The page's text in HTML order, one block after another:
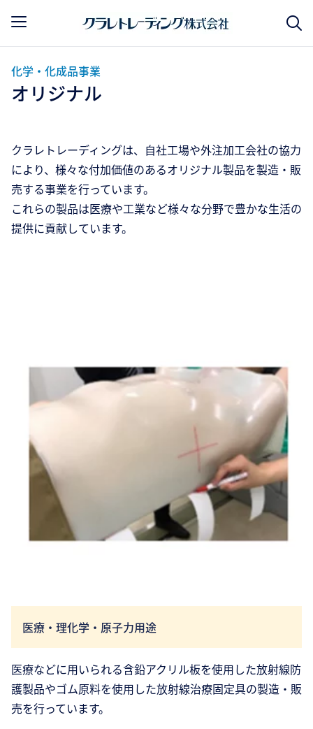
化学・化成品事業
オリジナル
クラレトレーディングは、自社工場や外注加工会社の協力
により、様々な付加価値のあるオリジナル製品を製造・販
売する事業を行っています。
これらの製品は医療や工業など様々な分野で豊かな生活の
提供に貢献しています。
医療・理化学・原子力用途
医療などに用いられる含鉛アクリル板を使用した放射線防
護製品やゴム原料を使用した放射線治療固定具の製造・販
売を行っています。